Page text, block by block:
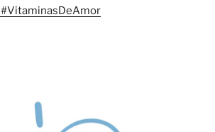
#VitaminasDeAmor